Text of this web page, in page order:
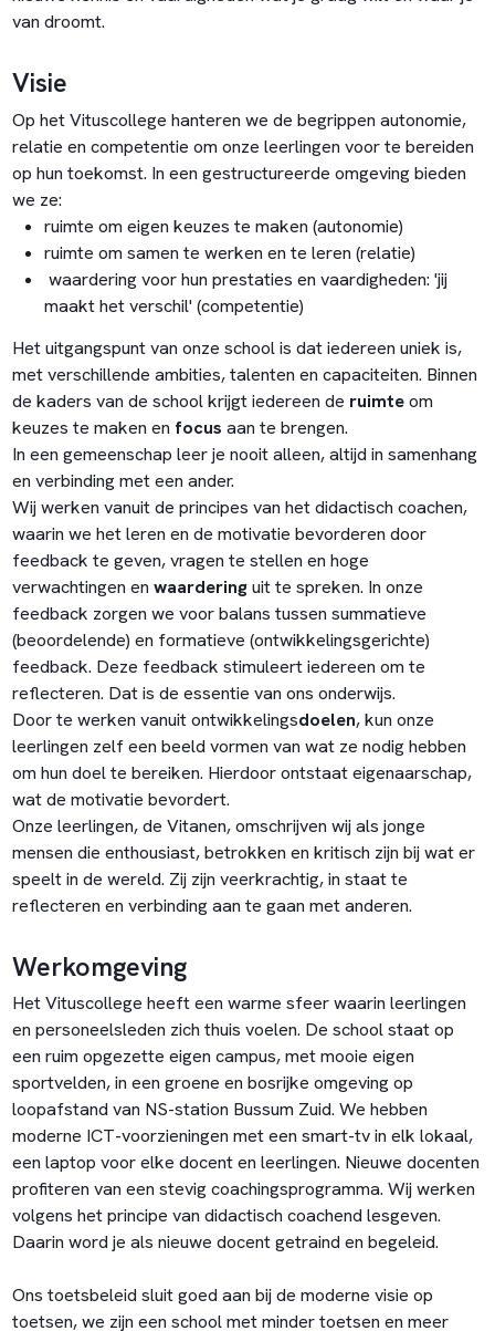
van droomt.
Visie
Op het Vituscollege hanteren we de begrippen autonomie,
relatie en competentie om onze leerlingen voor te bereiden
op hun toekomst. In een gestructureerde omgeving bieden
we ze:
ruimte om eigen keuzes te maken (autonomie)
ruimte om samen te werken en te leren (relatie)
waardering voor hun prestaties en vaardigheden: 'jij
maakt het verschil' (competentie)
Het uitgangspunt van onze school is dat iedereen uniek is,
met verschillende ambities, talenten en capaciteiten. Binnen
de kaders van de school krijgt iedereen de ruimteom
keuzes te maken en focus aan te brengen.
In een gemeenschap leer je nooit alleen, altijd in samenhang
en verbinding met een ander.
Wij werken vanuit de principes van het didactisch coachen,
waarin we het leren en de motivatie bevorderen door
feedback te geven, vragen te stellen en hoge
verwachtingen en waarderinguit te spreken. In onze
feedback zorgen we voor balans tussen summatieve
(beoordelende) en formatieve (ontwikkelingsgerichte)
feedback. Deze feedback stimuleert iedereen om te
reflecteren. Dat is de essentie van ons onderwijs.
Door te werken vanuit ontwikkelingsdoelen, kun onze
leerlingen zelf een beeld vormen van wat ze nodig hebben
om hun doel te bereiken. Hierdoor ontstaat eigenaarschap,
wat de motivatie bevordert.
Onze leerlingen, de Vitanen, omschrijven wij als jonge
mensen die enthousiast, betrokken en kritisch zijn bij wat er
speelt in de wereld. Zij zijn veerkrachtig, in staat te
reflecteren en verbinding aan te gaan met anderen.
Werkomgeving
Het Vituscollege heeft een warme sfeer waarin leerlingen
en personeelsleden zich thuis voelen. De school staat op
een ruim opgezette eigen campus, met mooie eigen
sportvelden, in een groene en bosrijke omgeving op
loopafstand van NS-station Bussum Zuid. We hebben
moderne ICT-voorzieningen met een smart-tv in elk lokaal,
een laptop voor elke docent en leerlingen. Nieuwe docenten
profiteren van een stevig coachingsprogramma. Wij werken
volgens het principe van didactisch coachend lesgeven.
Daarin word je als nieuwe docent getraind en begeleid.
Ons toetsbeleid sluit goed aan bij de moderne visie op
toetsen, we zijn een school met minder toetsen en meer